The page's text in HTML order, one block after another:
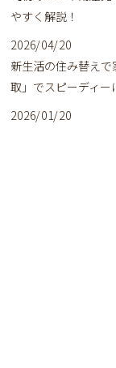
やすく解説！
2026/04/20
新生活の住み替え
取」でスピーディー
2026/01/20